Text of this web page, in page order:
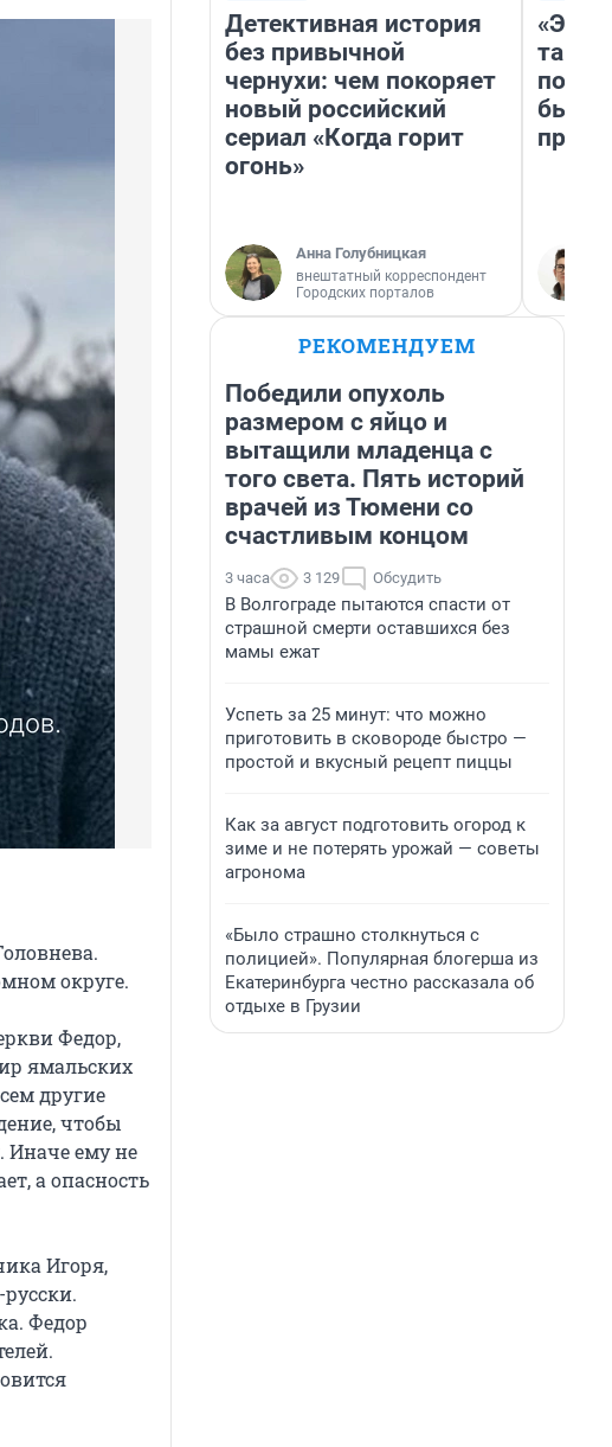
округе.
Федор,
ямальских
другие
чтобы
Иначе ему не
а опасность
Игоря,
Федор
Детективная история
без привычной
чернухи: чем покоряет
новый российский
сериал «Когда горит
огонь»
Анна Голубницкая
внештатный корреспондент
Городских порталов
«Это
так
был
РЕКОМЕНДУЕМ
Победили опухоль
размером с яйцо и
вытащили младенца с
того света. Пять историй
врачей из Тюмени со
счастливым концом
3 часа 3 129 Обсудить
В Волгограде пытаются спасти от
страшной смерти оставшихся без
мамы ежат
Успеть за 25 минут: что можно
приготовить в сковороде быстро —
простой и вкусный рецепт пиццы
Как за август подготовить огород к
зиме и не потерять урожай — советы
агронома
«Было страшно столкнуться с
полицией». Популярная блогерша из
Екатеринбурга честно рассказала об
отдыхе в Грузии